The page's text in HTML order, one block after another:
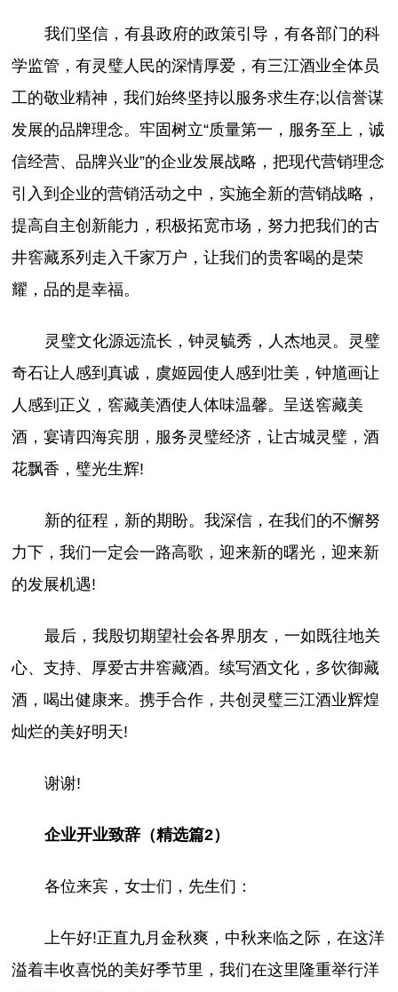
我们坚信，有县政府的政策引导，有各部门的科
学监管，有灵璧人民的深情厚爱，有三江酒业全体员
工的敬业精神，我们始终坚持以服务求生存;以信誉谋
发展的品牌理念。牢固树立“质量第一，服务至上，诚
信经营、品牌兴业”的企业发展战略，把现代营销理念
引入到企业的营销活动之中，实施全新的营销战略，
提高自主创新能力，积极拓宽市场，努力把我们的古
井窖藏系列走入千家万户，让我们的贵客喝的是荣
耀，品的是幸福。
灵璧文化源远流长，钟灵毓秀，人杰地灵。灵璧
奇石让人感到真诚，虞姬园使人感到壮美，钟馗画让
人感到正义，窖藏美酒使人体味温馨。呈送窖藏美
酒，宴请四海宾朋，服务灵璧经济，让古城灵璧，酒
花飘香，璧光生辉!
新的征程，新的期盼。我深信，在我们的不懈努
力下，我们一定会一路高歌，迎来新的曙光，迎来新
的发展机遇!
最后，我殷切期望社会各界朋友，一如既往地关
心、支持、厚爱古井窖藏酒。续写酒文化，多饮御藏
酒，喝出健康来。携手合作，共创灵璧三江酒业辉煌
灿烂的美好明天!
谢谢!
企业开业致辞（精选篇2）
各位来宾，女士们，先生们：
上午好!正直九月金秋爽，中秋来临之际，在这洋
溢着丰收喜悦的美好季节里，我们在这里隆重举行洋